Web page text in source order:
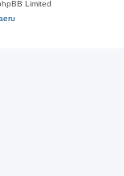
Limited